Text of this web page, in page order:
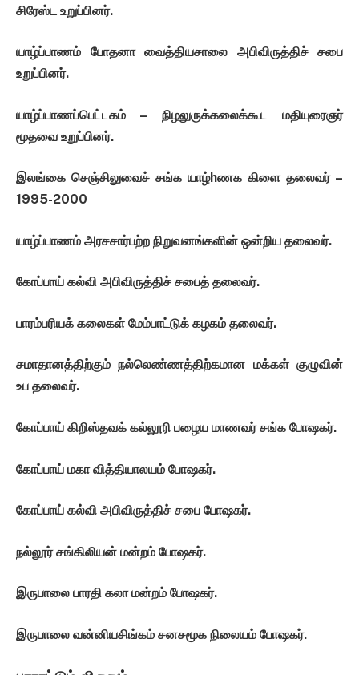
சிரேஸ்ட உறுப்பினர்.
யாழ்ப்பாணம் போதனா வைத்தியசாலை அபிவிருத்திச்
சபை
உறுப்பினர்.
யாழ்ப்பாணப்பெட்டகம் – நிழலுருக்கலைக்கூட
மதியுரைஞர்
மூதவை உறுப்பினர்.
இலங்கை செஞ்சிலுவைச் சங்க யாழ்hணக கிளை தலைவர்–
1995-2000
யாழ்ப்பாணம் அரசசார்பற்ற நிறுவனங்களின் ஒன்றிய தலைவர்.
கோப்பாய் கல்வி அபிவிருத்திச் சபைத் தலைவர்.
பாரம்பரியக் கலைகள் மேம்பாட்டுக் கழகம் தலைவர்.
சமாதானத்திற்கும் நல்லெண்ணத்திற்கமான மக்கள் குழுவின்
உப தலைவர்.
கோப்பாய் கிறிஸ்தவக் கல்லூரி பழைய மாணவர் சங்க போஷகர்.
கோப்பாய் மகா வித்தியாலயம் போஷகர்.
கோப்பாய் கல்வி அபிவிருத்திச் சபை போஷகர்.
நல்லூர் சங்கிலியன் மன்றம் போஷகர்.
இருபாலை பாரதி கலா மன்றம் போஷகர்.
இருபாலை வன்னியசிங்கம் சனசமூக நிலையம் போஷகர்.